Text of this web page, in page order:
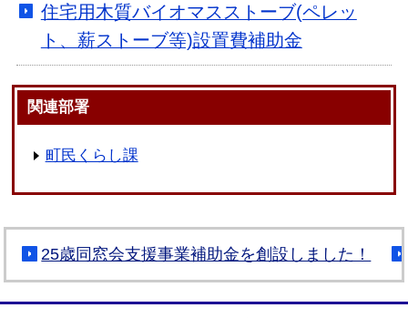
住宅用木質バイオマスストーブ(ペレッ
ト、薪ストーブ等)設置費補助金
関連部署
町民くらし課
25歳同窓会支援事業補助金を創設しました！